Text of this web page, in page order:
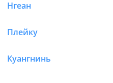
Нгеан
Плейку
Куангнинь